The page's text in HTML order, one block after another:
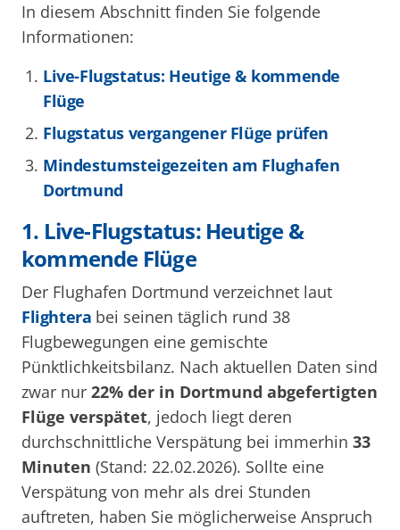
In diesem Abschnitt finden Sie folgende
Informationen:
Live-Flugstatus: Heutige & kommende
Flüge
Flugstatus vergangener Flüge prüfen
Mindestumsteigezeiten am Flughafen
Dortmund
1. Live-Flugstatus: Heutige &
kommende Flüge
Der Flughafen Dortmund verzeichnet laut
Flightera bei seinen täglich rund 38
Flugbewegungen eine gemischte
Pünktlichkeitsbilanz. Nach aktuellen Daten sind
zwar nur 22% der in Dortmund abgefertigten
Flüge verspätet, jedoch liegt deren
durchschnittliche Verspätung bei immerhin 33
Minuten (Stand: 22.02.2026). Sollte eine
Verspätung von mehr als drei Stunden
auftreten, haben Sie möglicherweise Anspruch